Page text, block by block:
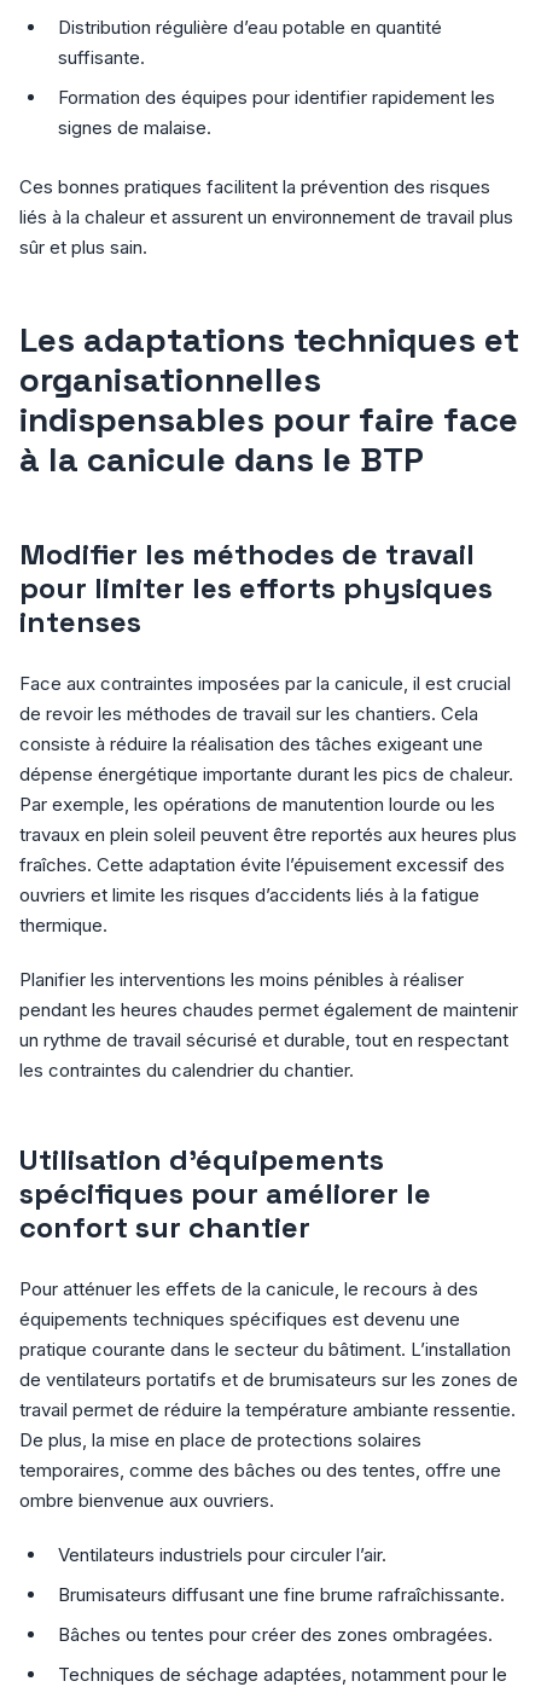
Distribution régulière d’eau potable en quantité
suffisante.
Formation des équipes pour identifier rapidement les
signes de malaise.
Ces bonnes pratiques facilitent la prévention des risques
liés à la chaleur et assurent un environnement de travail plus
sûr et plus sain.
Les adaptations techniques et
organisationnelles
indispensables pour faire face
à la canicule dans le BTP
Modifier les méthodes de travail
pour limiter les efforts physiques
intenses
Face aux contraintes imposées par la canicule, il est crucial
de revoir les méthodes de travail sur les chantiers. Cela
consiste à réduire la réalisation des tâches exigeant une
dépense énergétique importante durant les pics de chaleur.
Par exemple, les opérations de manutention lourde ou les
travaux en plein soleil peuvent être reportés aux heures plus
fraîches. Cette adaptation évite l’épuisement excessif des
ouvriers et limite les risques d’accidents liés à la fatigue
thermique.
Planifier les interventions les moins pénibles à réaliser
pendant les heures chaudes permet également de maintenir
un rythme de travail sécurisé et durable, tout en respectant
les contraintes du calendrier du chantier.
Utilisation d’équipements
spécifiques pour améliorer le
confort sur chantier
Pour atténuer les effets de la canicule, le recours à des
équipements techniques spécifiques est devenu une
pratique courante dans le secteur du bâtiment. L’installation
de ventilateurs portatifs et de brumisateurs sur les zones de
travail permet de réduire la température ambiante ressentie.
De plus, la mise en place de protections solaires
temporaires, comme des bâches ou des tentes, offre une
ombre bienvenue aux ouvriers.
Ventilateurs industriels pour circuler l’air.
Brumisateurs diffusant une fine brume rafraîchissante.
Bâches ou tentes pour créer des zones ombragées.
Techniques de séchage adaptées, notamment pour le